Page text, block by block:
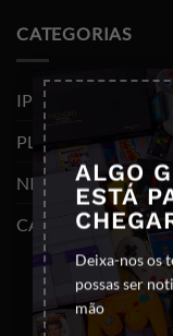
ALGO
ESTÁ
Deixa-nos os
possas ser
mão
CATEGORIAS
IPHONES
PLAYSTATION
NINTENDO
CABOS E